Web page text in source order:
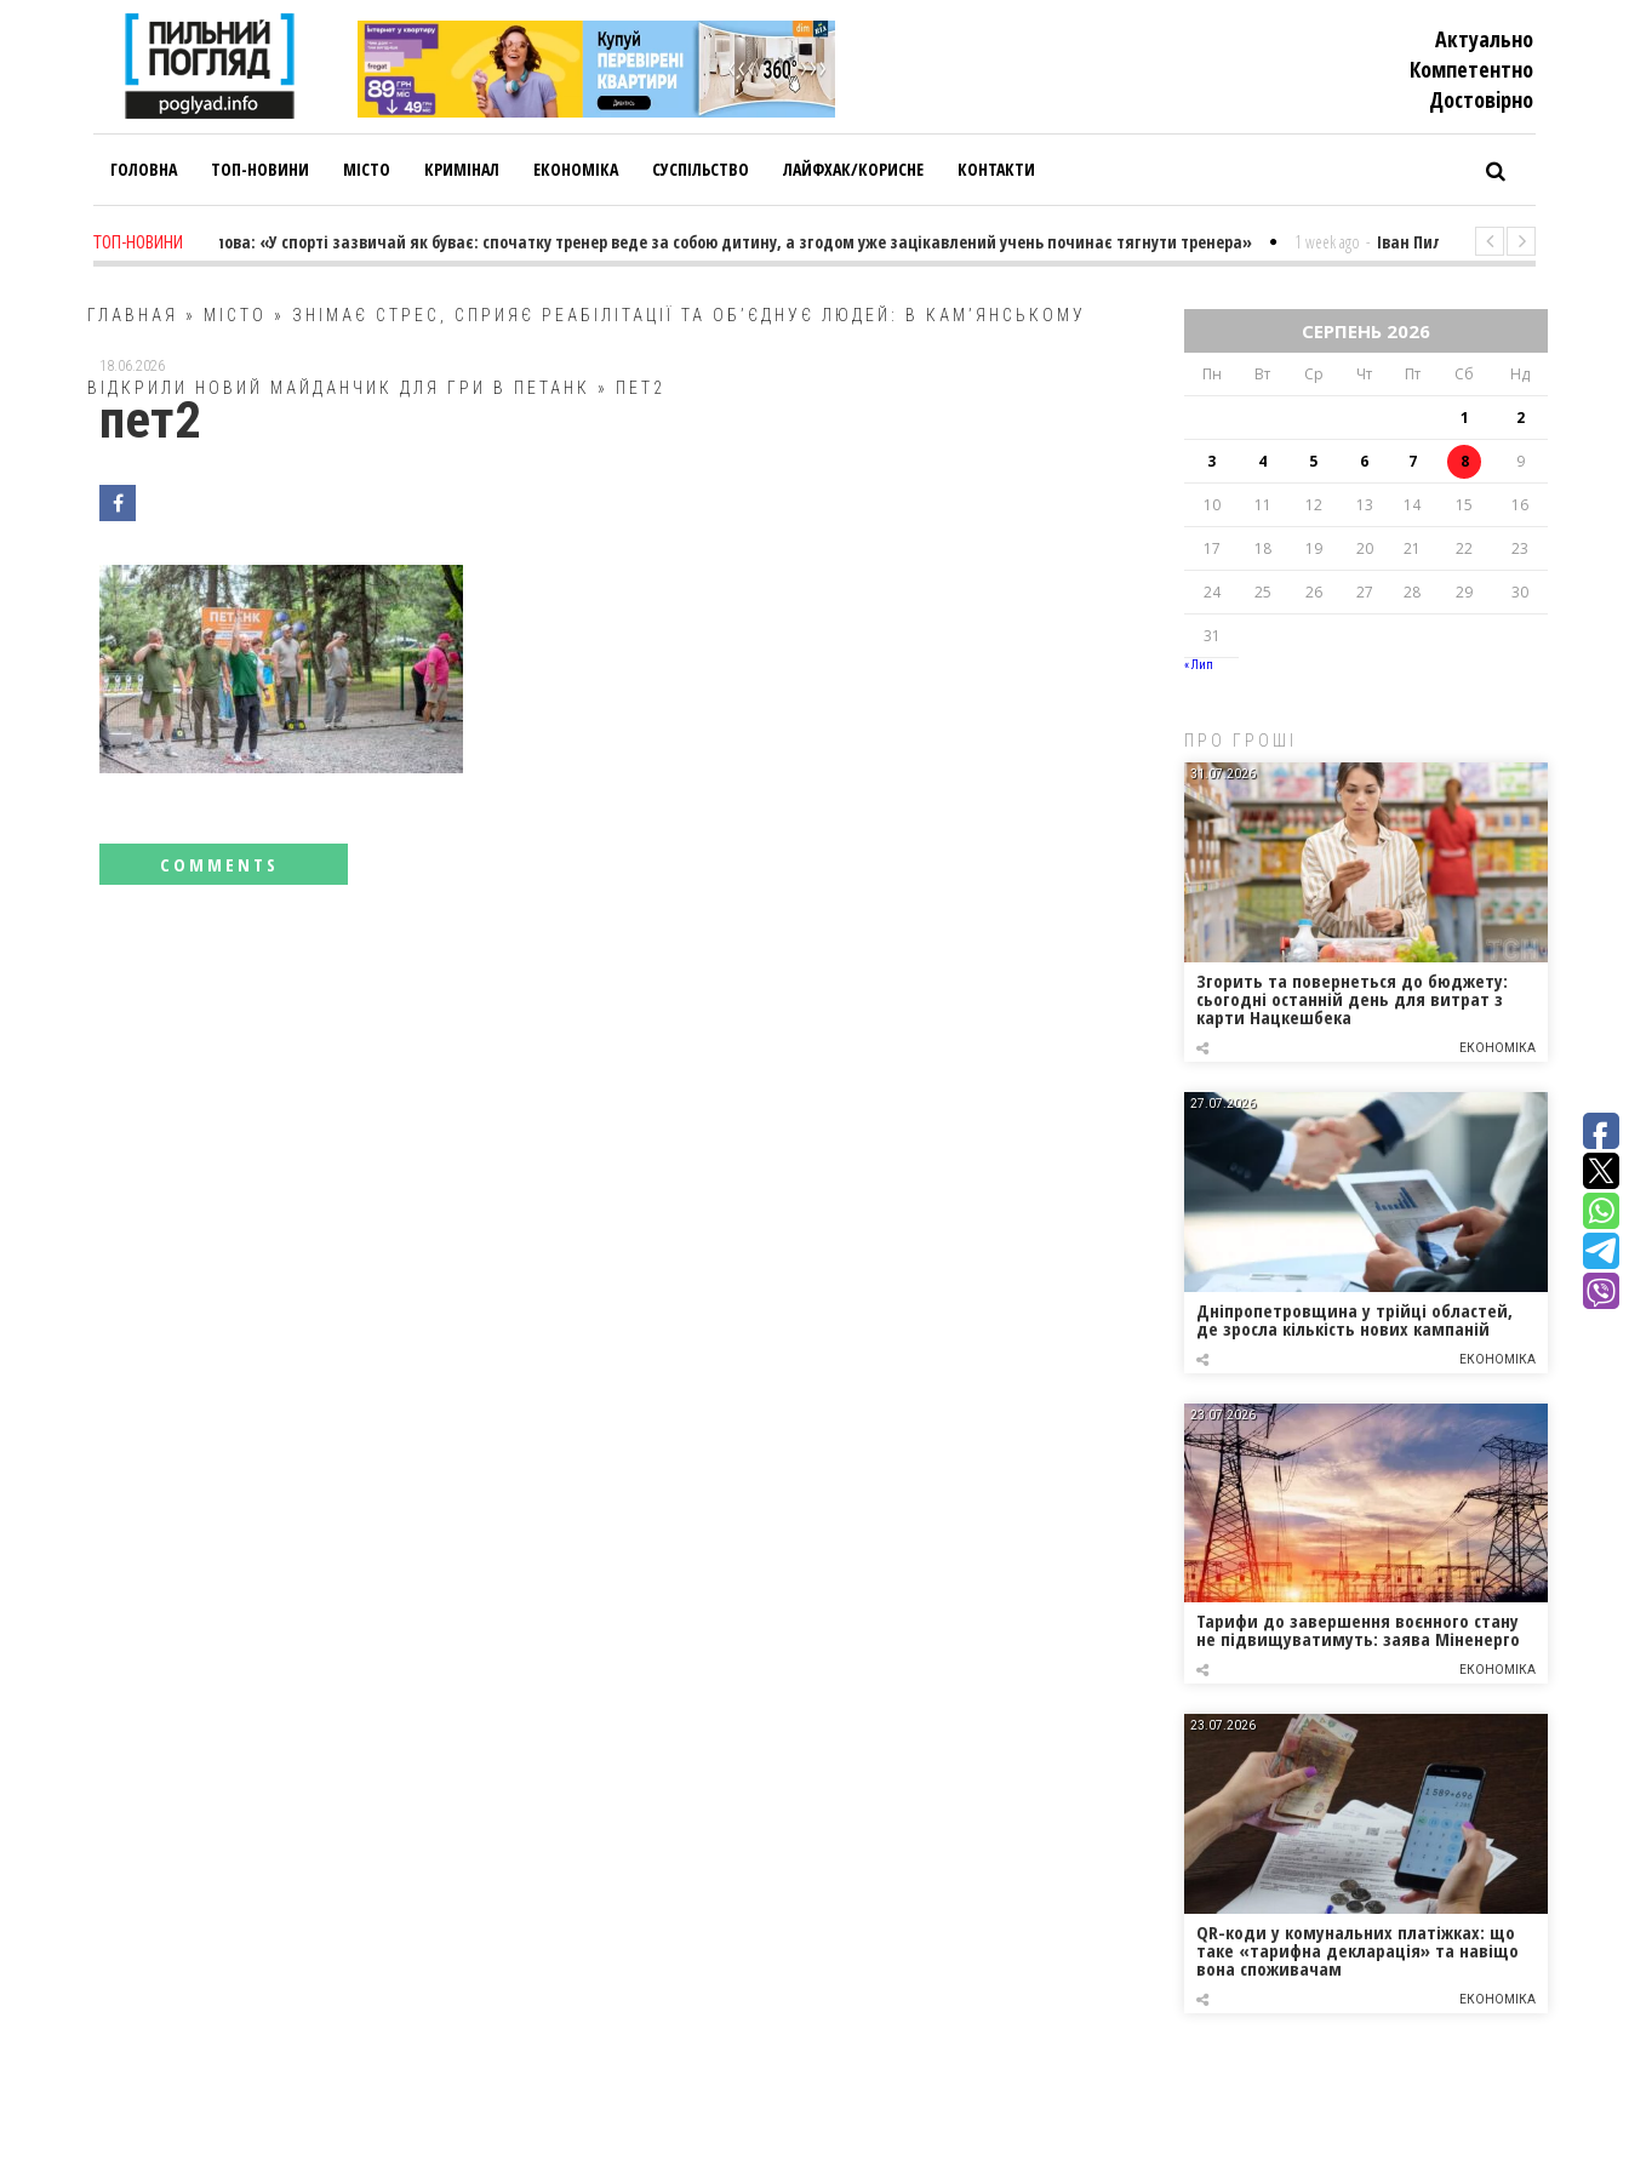
Актуально
Компетентно
Достовiрно
ГОЛОВНА ТОП-НОВИНИ МІСТО КРИМІНАЛ ЕКОНОМІКА СУСПІЛЬСТВО ЛАЙФХАК/КОРИСНЕ КОНТАКТИ
ТОП-НОВИНИ
Лариса Коновалова: «У спорті зазвичай як буває: спочатку тренер веде за собою дитину, а згодом уже зацікавлений учень починає тягнути тренера» 1 week ago - Іван Пилипенко «Найважчими є
ГЛАВНАЯ » МІСТО » ЗНІМАЄ СТРЕС, СПРИЯЄ РЕАБІЛІТАЦІЇ ТА ОБ’ЄДНУЄ ЛЮДЕЙ: В КАМ’ЯНСЬКОМУ
ВІДКРИЛИ НОВИЙ МАЙДАНЧИК ДЛЯ ГРИ В ПЕТАНК » ПЕТ2
18.06.2026
пет2
СЕРПЕНЬ 2026
Пн Вт Ср Чт Пт Сб Нд
1 2
3 4 5 6 7 8 9
10 11 12 13 14 15 16
17 18 19 20 21 22 23
24 25 26 27 28 29 30
31
« Лип
ПРО ГРОШІ
31.07.2026
Згорить та повернеться до бюджету:
сьогодні останній день для витрат з
карти Нацкешбека
ЕКОНОМІКА
27.07.2026
Дніпропетровщина у трійці областей,
де зросла кількість нових кампаній
ЕКОНОМІКА
23.07.2026
Тарифи до завершення воєнного стану
не підвищуватимуть: заява Міненерго
ЕКОНОМІКА
23.07.2026
QR-коди у комунальних платіжках: що
таке «тарифна декларація» та навіщо
вона споживачам
ЕКОНОМІКА